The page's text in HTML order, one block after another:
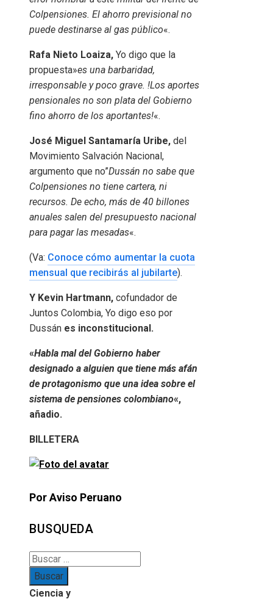
Colpensiones. El ahorro previsional no
puede destinarse al gas público«.
Rafa Nieto Loaiza, Yo digo que la
propuesta»es una barbaridad,
irresponsable y poco grave. !Los aportes
pensionales no son plata del Gobierno
fino ahorro de los aportantes!«.
José Miguel Santamaría Uribe, del
Movimiento Salvación Nacional,
argumento que no”Dussán no sabe que
Colpensiones no tiene cartera, ni
recursos. De echo, más de 40 billones
anuales salen del presupuesto nacional
para pagar las mesadas«.
(Va: Conoce cómo aumentar la cuota
mensual que recibirás al jubilarte).
Y Kevin Hartmann, cofundador de
Juntos Colombia, Yo digo eso por
Dussán es inconstitucional.
«Habla mal del Gobierno haber
designado a alguien que tiene más afán
de protagonismo que una idea sobre el
sistema de pensiones colombiano«,
añadio.
BILLETERA
Por Aviso Peruano
BUSQUEDA
Buscar:
Ciencia y